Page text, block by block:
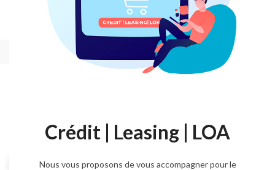
Crédit | Leasing | LOA
Nous vous proposons de vous accompagner pour le
Agrandir l'image